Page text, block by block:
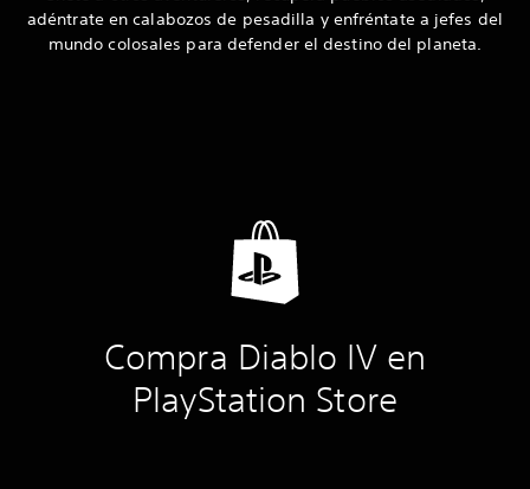
adéntrate en calabozos de pesadilla y enfréntate a jefes del
mundo colosales para defender el destino del planeta.
Compra Diablo IV en
PlayStation Store